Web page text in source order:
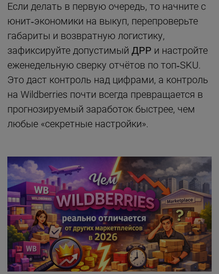
Если делать в первую очередь, то начните с
юнит‑экономики на выкуп, перепроверьте
габариты и возвратную логистику,
зафиксируйте допустимый ДРР и настройте
еженедельную сверку отчётов по топ‑SKU.
Это даст контроль над цифрами, а контроль
на Wildberries почти всегда превращается в
прогнозируемый заработок быстрее, чем
любые «секретные настройки».